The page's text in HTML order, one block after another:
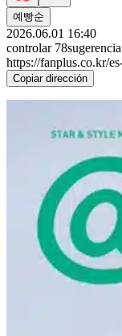
예빵순
2026.06.01 16:40
controlar 78sugerencia
https://fanplus.co.kr/
Copiar dirección